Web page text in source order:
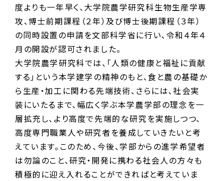
度よりも一年早く、大学院農学研究科生物生産学専
攻、博士前期課程（２年）及び博士後期課程（３年）
の同時設置の申請を文部科学省に行い、令和４年４
月の開設が認可されました。
大学院農学研究科では、「人類の健康と福祉に貢献
する」という本学建学の精神のもと、食と農の基礎か
ら生産・加工に関わる先端技術、さらには、社会実
装にいたるまで、幅広く学ぶ本学農学部の理念を一
層拡充し、より高度で先端的な研究を実施しつつ、
高度専門職業人や研究者を養成していきたいと考
えています。このため、今後、学部からの進学希望者
は勿論のこと、研究・開発に携わる社会人の方々も
積極的に迎え入れることができればと考えていま